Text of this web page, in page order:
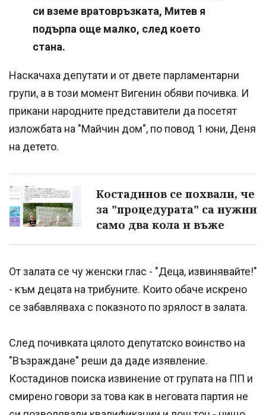
си вземе вратовръзката, Митев я
подърпа още малко, след което
стана.
Наскачаха депутати и от двете парламентарни
групи, а в този момент Вигенин обяви почивка. И
прикани народните представители да посетят
изложбата на "Майчин дом", по повод 1 юни, Деня
на детето.
Костадинов се похвали, че
за "процедурата" са нужни
само два кола и въже
От залата се чу женски глас - "Деца, извинявайте!"
- към децата на трибуните. Които обаче искрено
се забавляваха с показното по зрялост в залата.
След почивката цялото депутатско воинство на
"Възраждане" реши да даде изявление.
Костадинов поиска извинение от групата на ПП и
смирено говори за това как в неговата партия не